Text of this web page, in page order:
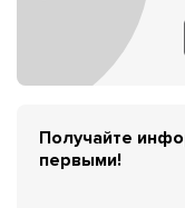
Получайте
первыми!